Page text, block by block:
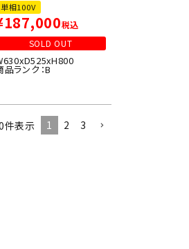
単相100V
187,000税込
SOLD OUT
品ランク：B
件表示 1 2 3